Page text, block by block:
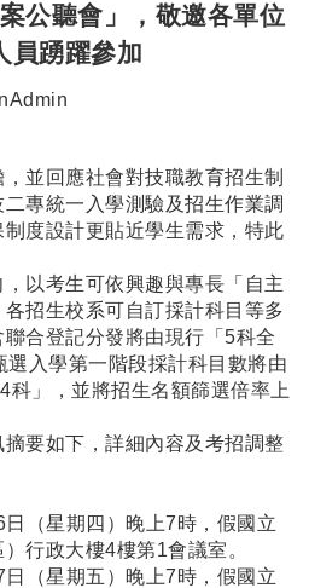
公聽會」，敬邀各單位
員踴躍參加
：
並回應社會對技職教育招生制
專統一入學測驗及招生作業調
度設計更貼近學生需求，特此
以考生可依興趣與專長「自主
招生校系可自訂採計科目等多
合登記分發將由現行「5科全
入學第一階段採計科目數將由
科」，並將招生名額篩選倍率上
要如下，詳細內容及考招調整
（星期四）晚上7時，假國立
行政大樓4樓第1會議室。
（星期五）晚上7時，假國立